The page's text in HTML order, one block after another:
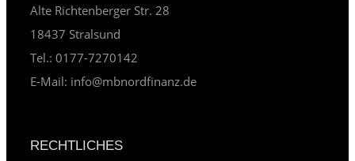
Alte Richtenberger Str. 28
18437 Stralsund
Tel.: 0177-7270142
E-Mail: info@mbnordfinanz.de
RECHTLICHES